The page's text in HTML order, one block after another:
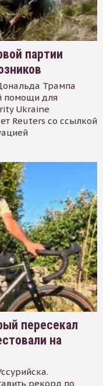
партии
Трампа
помощи для
Ukraine
Reuters со ссылкой
пересекал
на
рекорд по